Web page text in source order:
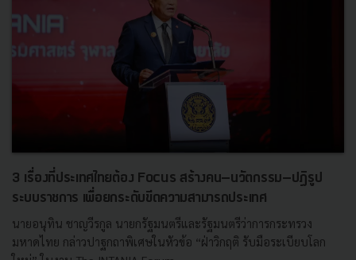
3 เรื่องที่ประเทศไทยต้อง Focus สร้างคน–นวัตกรรม–ปฏิรูป
ระบบราชการ เพื่อยกระดับขีดความสามารถประเทศ
นายอนุทิน ชาญวีรกูล นายกรัฐมนตรีและรัฐมนตรีว่าการกระทรวง
มหาดไทย กล่าวปาฐกถาพิเศษในหัวข้อ “ฝ่าวิกฤติ รับมือระเบียบโลก